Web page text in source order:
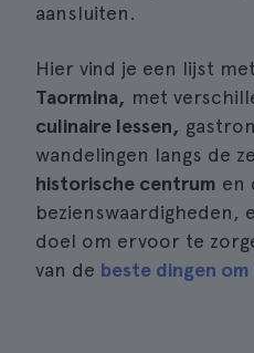
aansluiten.
Hier vind je een lijst
Taormina, met
culinaire lessen,
wandelingen langs de
historische centrum en
bezienswaardigheden,
doel om ervoor te
van de beste dingen